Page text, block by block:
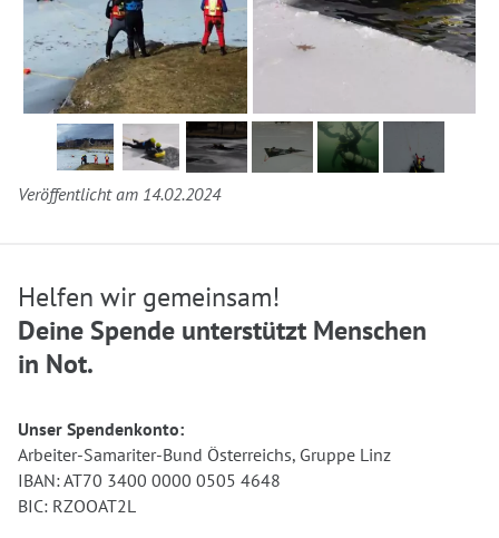
Veröffentlicht am 14.02.2024
Helfen wir gemeinsam!
Deine Spende unterstützt Menschen
in Not.
Unser Spendenkonto:
Arbeiter-Samariter-Bund Österreichs, Gruppe Linz
IBAN: AT70 3400 0000 0505 4648
BIC: RZOOAT2L